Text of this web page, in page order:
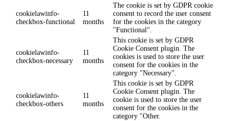
cookielawinfo-
checkbox-functional
11
months
The cookie is set by GDPR cookie
consent to record the user consent
for the cookies in the category
"Functional".
cookielawinfo-
checkbox-necessary
11
months
This cookie is set by GDPR
Cookie Consent plugin. The
cookies is used to store the user
consent for the cookies in the
category "Necessary".
cookielawinfo-
checkbox-others
11
months
This cookie is set by GDPR
Cookie Consent plugin. The
cookie is used to store the user
consent for the cookies in the
category "Other.